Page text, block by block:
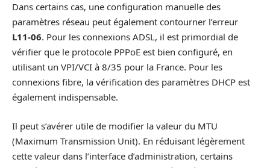
Dans certains cas, une configuration manuelle des
paramètres réseau peut également contourner l’erreur
L11-06. Pour les connexions ADSL, il est primordial de
vérifier que le protocole PPPoE est bien configuré, en
utilisant un VPI/VCI à 8/35 pour la France. Pour les
connexions fibre, la vérification des paramètres DHCP est
également indispensable.
Il peut s’avérer utile de modifier la valeur du MTU
(Maximum Transmission Unit). En réduisant légèrement
cette valeur dans l’interface d’administration, certains